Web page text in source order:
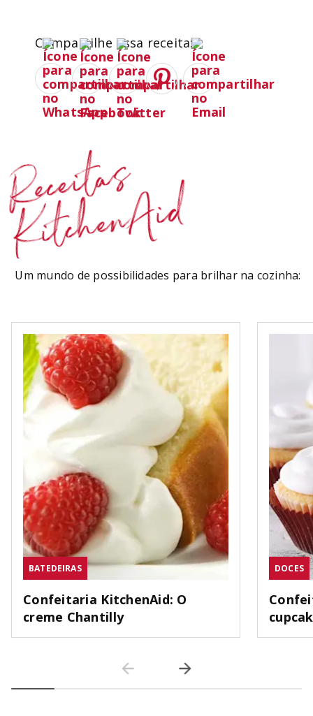
Compartilhe essa receita:
Receitas
KitchenAid
Um mundo de possibilidades para brilhar na cozinha:
BATEDEIRAS
Confeitaria KitchenAid: O
creme Chantilly
DOCES